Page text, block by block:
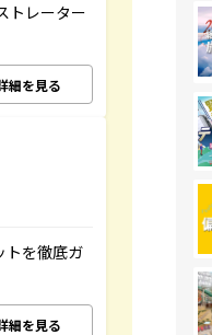
トレーター
細を見る
トを徹底ガ
細を見る